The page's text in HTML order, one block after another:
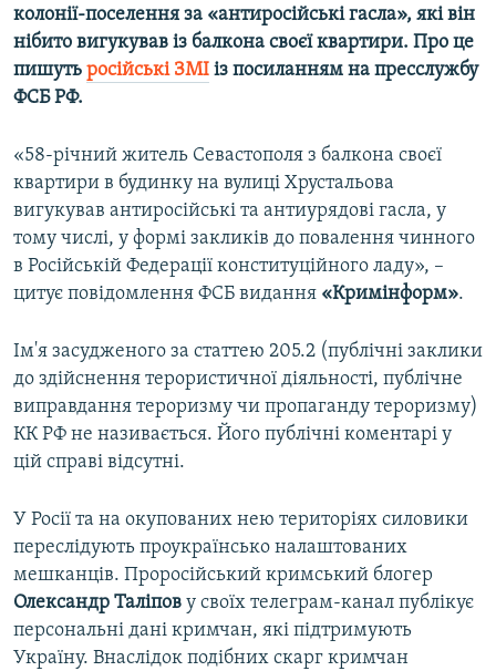
Усі сайти RFE/RL
колонії-поселення за «антиросійські гасла», які він
нібито вигукував із балкона своєї квартири. Про це
пишуть російські ЗМІ із посиланням на пресслужбу
ФСБ РФ.
«58-річний житель Севастополя з балкона своєї
квартири в будинку на вулиці Хрустальова
вигукував антиросійські та антиурядові гасла, у
тому числі, у формі закликів до повалення чинного
в Російській Федерації конституційного ладу», –
цитує повідомлення ФСБ видання «Кримінформ».
Ім'я засудженого за статтею 205.2 (публічні заклики
до здійснення терористичної діяльності, публічне
виправдання тероризму чи пропаганду тероризму)
КК РФ не називається. Його публічні коментарі у
цій справі відсутні.
У Росії та на окупованих нею територіях силовики
переслідують проукраїнсько налаштованих
мешканців. Проросійський кримський блогер
Олександр Таліпов у своїх телеграм-канал публікує
персональні дані кримчан, які підтримують
Україну. Внаслідок подібних скарг кримчан